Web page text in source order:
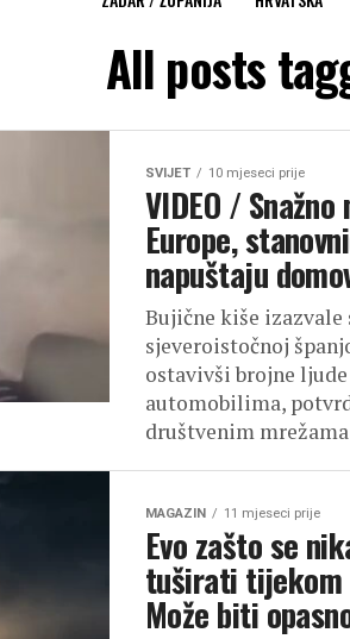
All posts
SVIJET 10 mjeseci prije
VIDEO /
Europe,
napuštaju
Bujične kiše izazvale
sjeveroistočnoj
ostavivši brojne
automobilima,
društvenim
MAGAZIN 11 mjeseci prije
Evo zašto se
tuširati
Može biti